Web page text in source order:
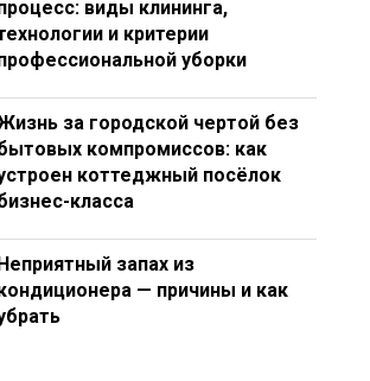
виды клининга,
и критерии
уборки
за городской чертой без
компромиссов: как
коттеджный посёлок
класса
запах из
— причины и как